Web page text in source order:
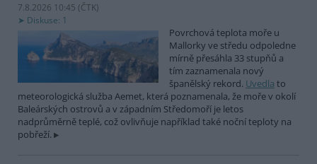
7.8.2026 10:45 (ČTK)
Diskuse: 1
Povrchová teplota moře u
Mallorky ve středu odpoledne
mírně přesáhla 33 stupňů a
tím zaznamenala nový
španělský rekord. Uvedla to
meteorologická služba Aemet, která poznamenala, že moře v okolí
Baleárských ostrovů a v západním Středomoří je letos
nadprůměrně teplé, což ovlivňuje například také noční teploty na
pobřeží.